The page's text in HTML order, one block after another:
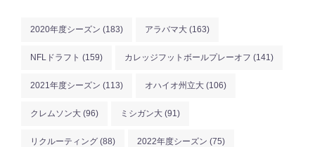
2020年度シーズン (183) アラバマ大 (163)
NFLドラフト (159) カレッジフットボールプレーオフ (141)
2021年度シーズン (113) オハイオ州立大 (106)
クレムソン大 (96) ミシガン大 (91)
リクルーティング (88) 2022年度シーズン (75)